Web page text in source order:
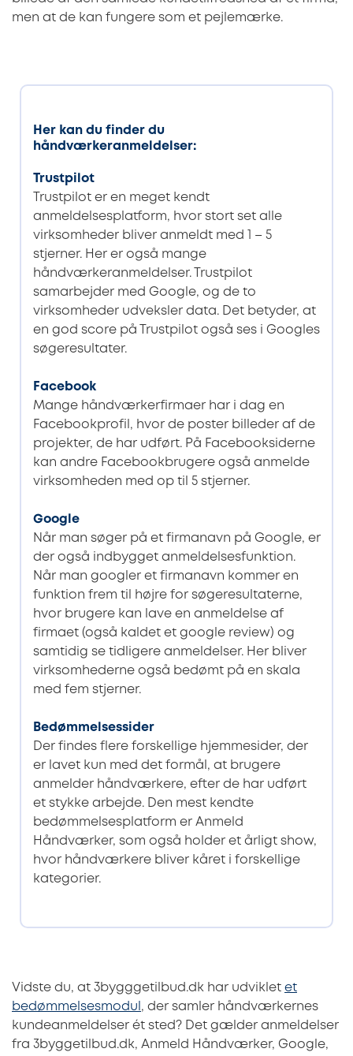
men at de kan fungere som et pejlemærke.
Her kan du finder du
håndværkeranmeldelser:
Trustpilot
Trustpilot er en meget kendt
anmeldelsesplatform, hvor stort set alle
virksomheder bliver anmeldt med 1 – 5
stjerner. Her er også mange
håndværkeranmeldelser. Trustpilot
samarbejder med Google, og de to
virksomheder udveksler data. Det betyder, at
en god score på Trustpilot også ses i Googles
søgeresultater.
Facebook
Mange håndværkerfirmaer har i dag en
Facebookprofil, hvor de poster billeder af de
projekter, de har udført. På Facebooksiderne
kan andre Facebookbrugere også anmelde
virksomheden med op til 5 stjerner.
Google
Når man søger på et firmanavn på Google, er
der også indbygget anmeldelsesfunktion.
Når man googler et firmanavn kommer en
funktion frem til højre for søgeresultaterne,
hvor brugere kan lave en anmeldelse af
firmaet (også kaldet et google review) og
samtidig se tidligere anmeldelser. Her bliver
virksomhederne også bedømt på en skala
med fem stjerner.
Bedømmelsessider
Der findes flere forskellige hjemmesider, der
er lavet kun med det formål, at brugere
anmelder håndværkere, efter de har udført
et stykke arbejde. Den mest kendte
bedømmelsesplatform er Anmeld
Håndværker, som også holder et årligt show,
hvor håndværkere bliver kåret i forskellige
kategorier.
Vidste du, at 3bygggetilbud.dk har udviklet et
bedømmelsesmodul , der samler håndværkernes
kundeanmeldelser ét sted? Det gælder anmeldelser
fra 3byggetilbud.dk, Anmeld Håndværker, Google,